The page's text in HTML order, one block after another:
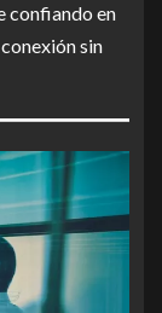
confiando en
sin